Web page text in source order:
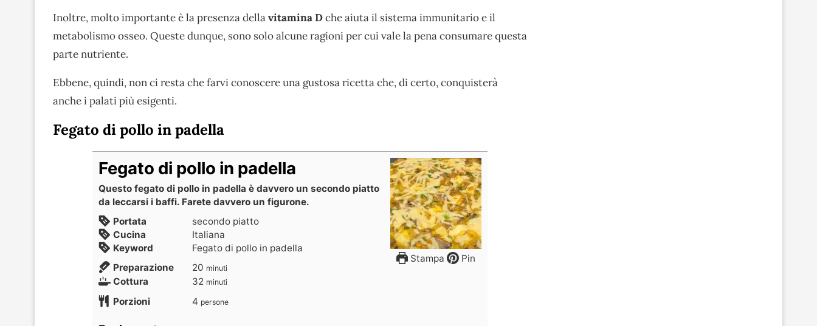
Inoltre, molto importante è la presenza dellavitamina Dche aiuta il sistema immunitario e il
metabolismo osseo. Queste dunque, sono solo alcune ragioni per cui vale la pena consumare questa
parte nutriente.
Ebbene, quindi, non ci resta che farvi conoscere una gustosa ricetta che, di certo, conquisterà
anche i palati più esigenti.
Fegato di pollo in padella
Stampa Pin
Fegato di pollo in padella
Questo fegato di pollo in padella è davvero un secondo piatto
da leccarsi i baffi. Farete davvero un figurone.
Portata
secondo piatto
Cucina
Italiana
Keyword
Fegato di pollo in padella
Preparazione
20 minuti
Cottura 32 minuti
Porzioni 4 persone